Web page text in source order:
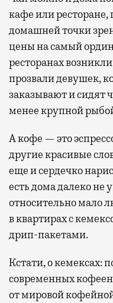
кафе или ресторане,
домашней точки
цены на самый
ресторанах
прозвали девушек,
заказывают и сидят
менее крупной
А кофе — это
другие красивые
еще и сердечко
есть дома далеко не
относительно мало
в квартирах с
дрип-пакетами.
Кстати, о кемексах:
современных
от мировой